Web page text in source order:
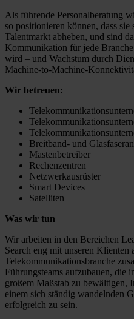
Als führende Personalberatung
so positionieren können, dass
Talentmarkt abheben, und sind
Kommunikation für jede
wird – und Wachstum durch
Machine-to-Machine-
Wir betreuen:
Breitband- und
Mastenbetreiber
Rechenzentren
Netzwerkausrüster
Smart Devices
Satelliten
Was wir tun
Wir arbeiten in den Bereichen
Search eng mit unseren Klienten
Telekommunikationsbranche
Führungsteams aufzubauen, die
großem Maßstab zu bewältigen,
einem sich ständig wandelnden
erfolgreich zu sein.